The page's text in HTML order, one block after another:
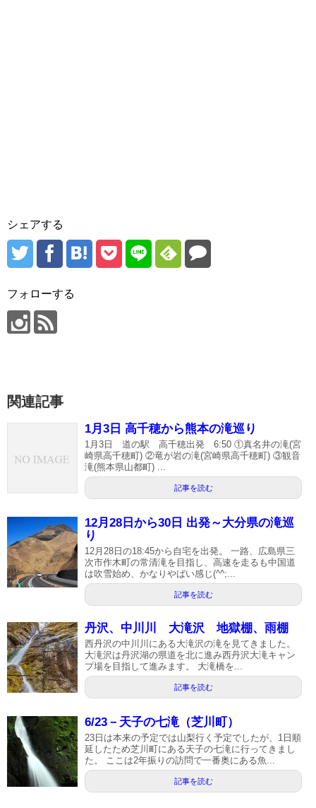
シェアする
フォローする
関連記事
1月3日 高千穂から熊本の滝巡り
1月3日 道の駅 高千穂出発 6:50 ①真名井の滝(宮
崎県高千穂町) ②竜が岩の滝(宮崎県高千穂町) ③観音
滝(熊本県山都町) ...
記事を読む
12月28日から30日 出発～大分県の滝巡
り
12月28日の18:45から自宅を出発。 一路、広島県三
次市作木町の常清滝を目指し、高速を走るも中国道
は吹雪始め、かなりやばい感じ(^^;...
記事を読む
丹沢、中川川 大滝沢 地獄棚、雨棚
西丹沢の中川川にある大滝沢の滝を見てきました。
大滝沢は丹沢湖の県道を北に進み西丹沢大滝キャン
プ場を目指して進みます。 大滝橋を...
記事を読む
6/23－天子の七滝（芝川町）
23日は本来の予定では山梨行く予定でしたが、1日順
延したため芝川町にある天子の七滝に行ってきまし
た。 ここは2年振りの訪問で一番奥にある魚...
記事を読む